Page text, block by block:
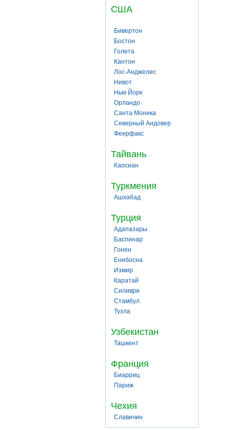
США
Бивертон
Бостон
Голета
Кантон
Лос-Анджелес
Нивот
Нью Йорк
Орландо
Санта Моника
Северный Андовер
Феирфакс
Тайвань
Каосиан
Туркмения
Ашхабад
Турция
Адапазары
Баспинар
Гонен
Енибосна
Измир
Каратай
Силиври
Стамбул
Тузла
Узбекистан
Ташкент
Франция
Биарриц
Париж
Чехия
Славичин